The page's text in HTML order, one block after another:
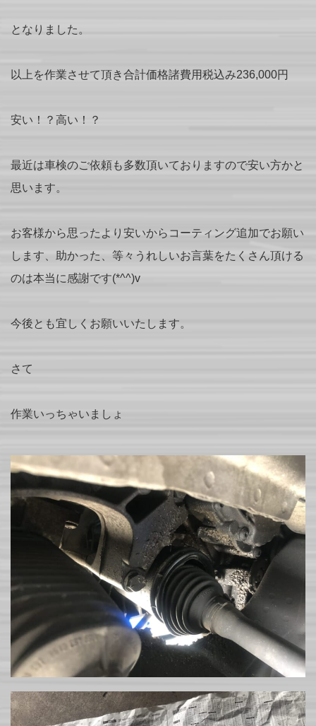
となりました。
以上を作業させて頂き合計価格諸費用税込み236,000円
安い！？高い！？
最近は車検のご依頼も多数頂いておりますので安い方かと
思います。
お客様から思ったより安いからコーティング追加でお願い
します、助かった、等々うれしいお言葉をたくさん頂ける
のは本当に感謝です(*^^)v
今後とも宜しくお願いいたします。
さて
作業いっちゃいましょ